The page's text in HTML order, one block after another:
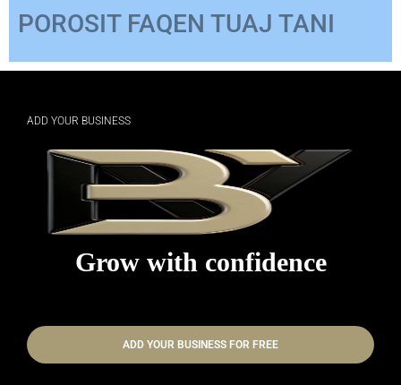
POROSIT FAQEN TUAJ TANI
ADD YOUR BUSINESS
Grow with confidence
ADD YOUR BUSINESS FOR FREE